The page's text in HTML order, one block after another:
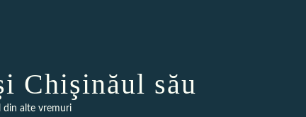
Chişinăul său
din alte vremuri